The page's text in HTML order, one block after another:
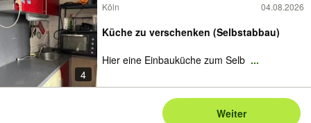
4
Köln 04.08.2026
Küche zu verschenken (Selbstabbau)
Hier eine Einbauküche zum Selb ...
Weiter